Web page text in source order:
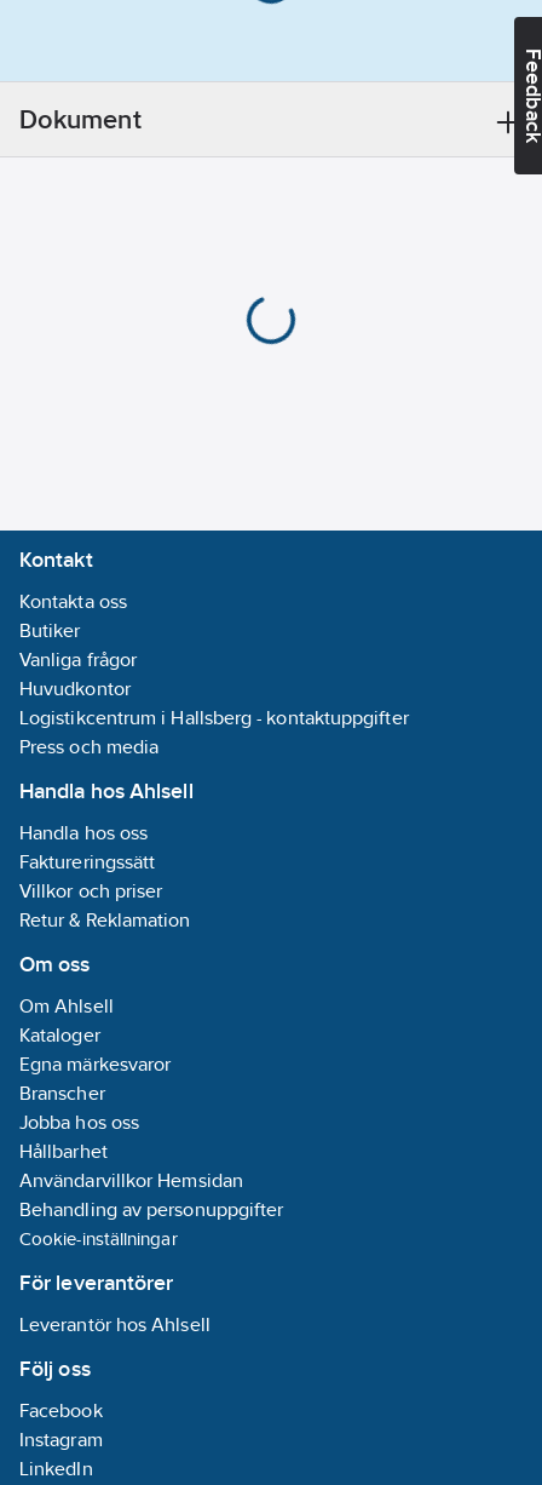
REACH
Dokument
Kontakt
Kontakta oss
Butiker
Vanliga frågor
Huvudkontor
Logistikcentrum i Hallsberg - kontaktuppgifter
Press och media
Handla hos Ahlsell
Handla hos oss
Faktureringssätt
Villkor och priser
Retur & Reklamation
Om oss
Om Ahlsell
Kataloger
Egna märkesvaror
Branscher
Jobba hos oss
Hållbarhet
Användarvillkor Hemsidan
Behandling av personuppgifter
Cookie-inställningar
För leverantörer
Leverantör hos Ahlsell
Följ oss
Facebook
Instagram
LinkedIn